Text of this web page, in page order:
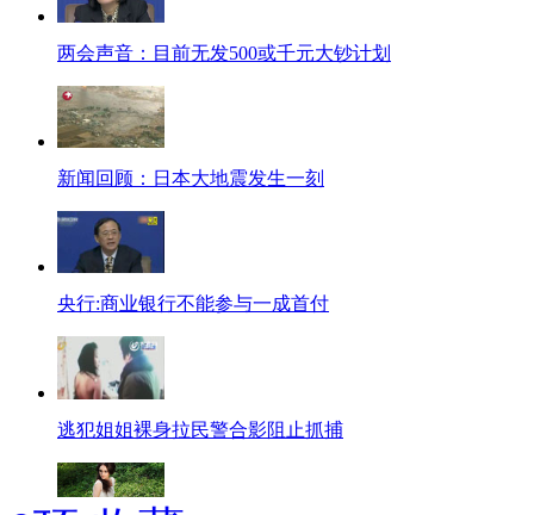
两会声音：目前无发500或千元大钞计划
新闻回顾：日本大地震发生一刻
央行:商业银行不能参与一成首付
逃犯姐姐裸身拉民警合影阻止抓捕